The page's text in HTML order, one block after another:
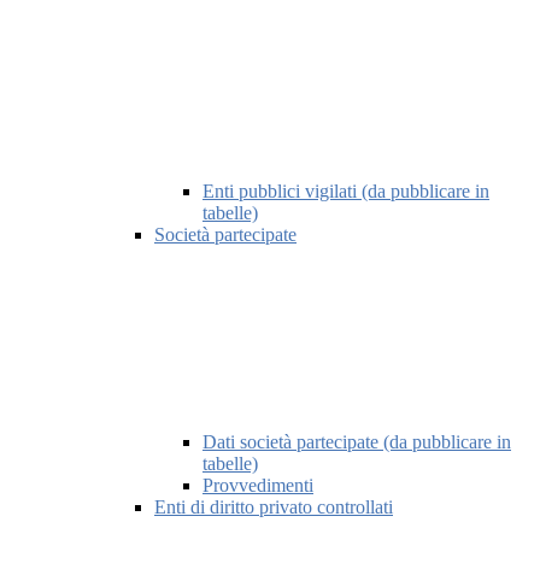
Enti pubblici vigilati (da pubblicare in
tabelle)
Società partecipate
Dati società partecipate (da pubblicare in
tabelle)
Provvedimenti
Enti di diritto privato controllati